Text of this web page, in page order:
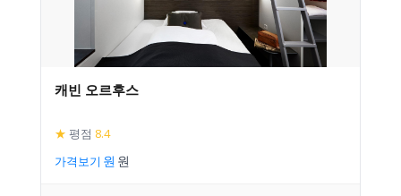
캐빈 오르후스
★ 평점 8.4
가격보기